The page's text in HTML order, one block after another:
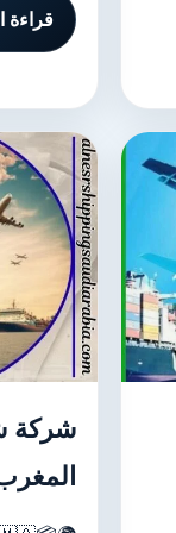
قراءة
شركة
المغرب |